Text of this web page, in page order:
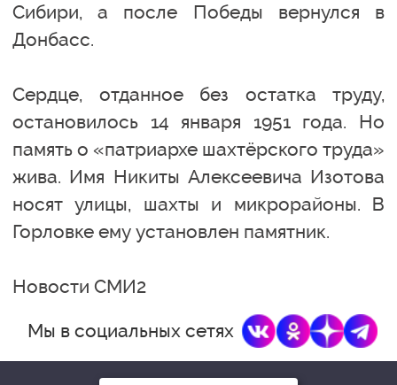
Сибири, а после Победы вернулся в
Донбасс.
Сердце, отданное без остатка труду,
остановилось 14 января 1951 года. Но
память о «патриархе шахтёрского труда»
жива. Имя Никиты Алексеевича Изотова
носят улицы, шахты и микрорайоны. В
Горловке ему установлен памятник.
Новости СМИ2
Мы в социальных сетях